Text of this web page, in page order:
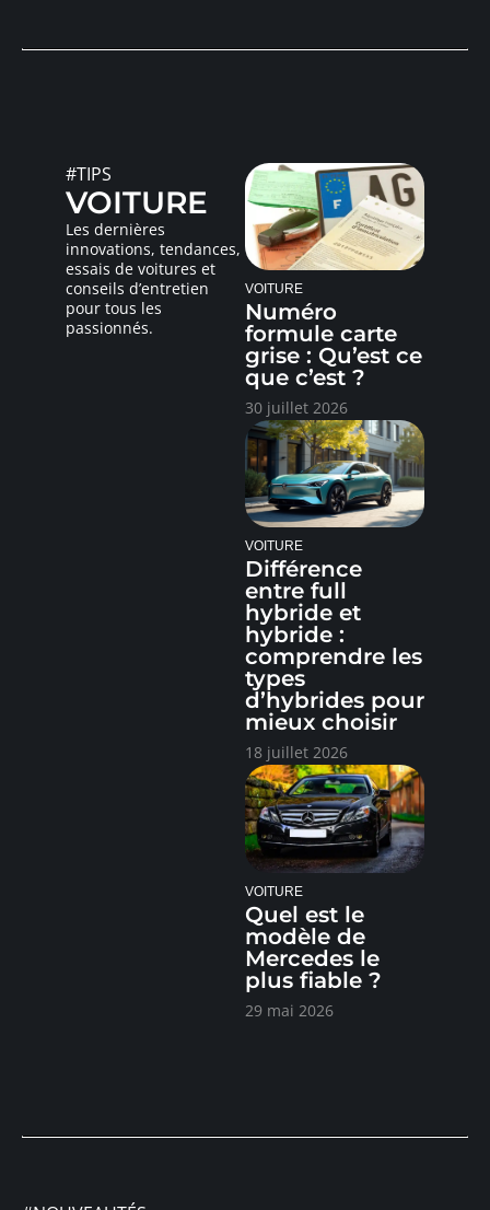
#TIPS
VOITURE
Les dernières
innovations, tendances,
essais de voitures et
conseils d’entretien
pour tous les
passionnés.
VOITURE
Numéro
formule carte
grise : Qu’est ce
que c’est ?
30 juillet 2026
VOITURE
Différence
entre full
hybride et
hybride :
comprendre les
types
d’hybrides pour
mieux choisir
18 juillet 2026
VOITURE
Quel est le
modèle de
Mercedes le
plus fiable ?
29 mai 2026